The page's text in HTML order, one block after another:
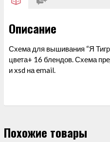
Описание
Схема для вышивания “Я
цвета+ 16 блендов. Схема
и xsd на email.
Похожие товары